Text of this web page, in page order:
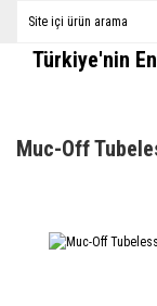
Türkiye'nin
Muc-Off